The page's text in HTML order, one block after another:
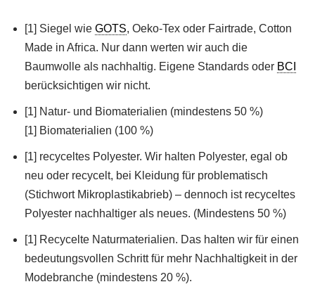
[1] Siegel wie GOTS, Oeko-Tex oder Fairtrade, Cotton
Made in Africa. Nur dann werten wir auch die
Baumwolle als nachhaltig. Eigene Standards oder BCI
berücksichtigen wir nicht.
[1] Natur- und Biomaterialien (mindestens 50 %)
[1] Biomaterialien (100 %)
[1] recyceltes Polyester. Wir halten Polyester, egal ob
neu oder recycelt, bei Kleidung für problematisch
(Stichwort Mikroplastikabrieb) – dennoch ist recyceltes
Polyester nachhaltiger als neues. (Mindestens 50 %)
[1] Recycelte Naturmaterialien. Das halten wir für einen
bedeutungsvollen Schritt für mehr Nachhaltigkeit in der
Modebranche (mindestens 20 %).